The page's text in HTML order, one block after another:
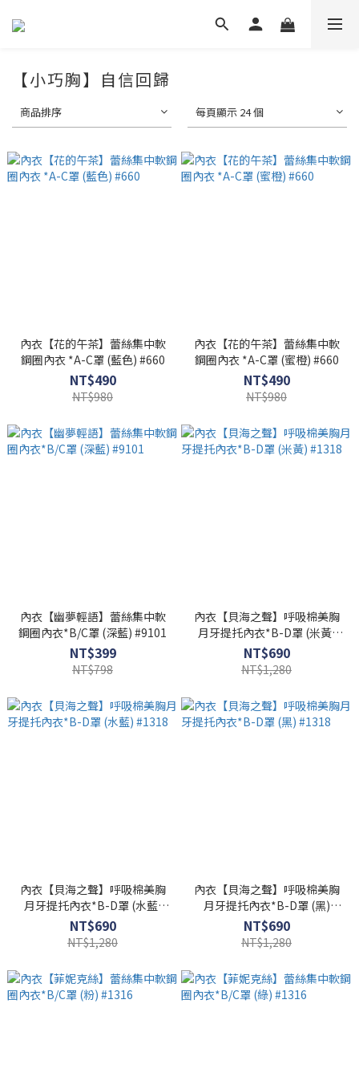
【小巧胸】自信回歸
商品排序 每頁顯示 24 個
內衣【花的午茶】蕾絲集中軟
鋼圈內衣 *A-C罩 (藍色) #660
NT$490
NT$980
內衣【花的午茶】蕾絲集中軟
鋼圈內衣 *A-C罩 (蜜橙) #660
NT$490
NT$980
內衣【幽夢輕語】蕾絲集中軟
鋼圈內衣*B/C罩 (深藍) #9101
NT$399
NT$798
內衣【貝海之聲】呼吸棉美胸
月牙提托內衣*B-D罩 (米黃)
#1318
NT$690
NT$1,280
內衣【貝海之聲】呼吸棉美胸
月牙提托內衣*B-D罩 (水藍)
#1318
NT$690
NT$1,280
內衣【貝海之聲】呼吸棉美胸
月牙提托內衣*B-D罩 (黑)
#1318
NT$690
NT$1,280